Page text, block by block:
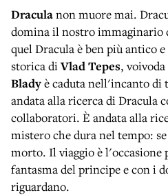
Draculanon muore mai.
domina il nostro immaginario
quel Dracula è ben più antico
storica diVlad Tepes,
Bladyè caduta nell'incanto di
andata alla ricerca di Dracula
collaboratori. È andata alla
mistero che dura nel tempo:
morto. Il viaggio è
fantasma del principe e con i
riguardano.